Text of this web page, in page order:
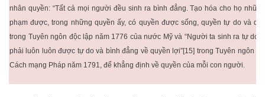
nhân quyền: “Tất cả mọi người đều sinh ra bình đẳng. Tạo hóa cho họ
phạm được, trong những quyền ấy, có quyền được sống, quyền tự do và
trong Tuyên ngôn độc lập năm 1776 của nước Mỹ và “Người ta sinh ra tự do
phải luôn luôn được tự do và bình đẳng về quyền lợi”[15] trong Tuyên ngôn
Cách mạng Pháp năm 1791, để khẳng định về quyền của mỗi con người.